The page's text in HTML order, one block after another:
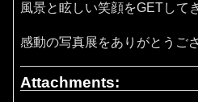
風景と眩しい笑顔をGETして
感動の写真展をありがとうご
Attachments: